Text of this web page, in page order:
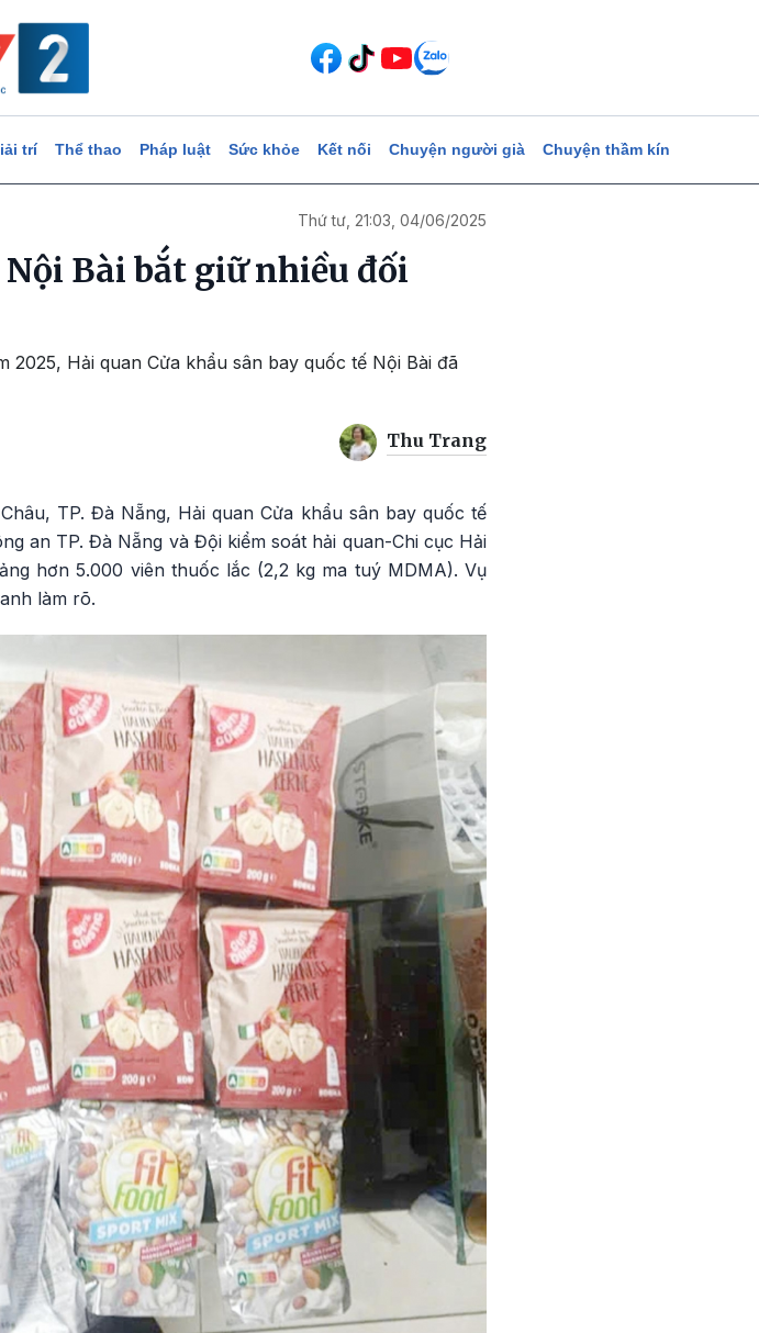
trí Thể thao Pháp luật Sức khỏe Kết nối Chuyện người già Chuyện thầm kín
Thứ tư, 21:03, 04/06/2025
Bài bắt giữ nhiều đối
Hải quan Cửa khẩu sân bay quốc tế Nội Bài đã
Thu Trang
TP. Đà Nẵng, Hải quan Cửa khẩu sân bay quốc tế
an TP. Đà Nẵng và Đội kiểm soát hải quan-Chi cục Hải
hơn 5.000 viên thuốc lắc (2,2 kg ma tuý MDMA). Vụ
làm rõ.